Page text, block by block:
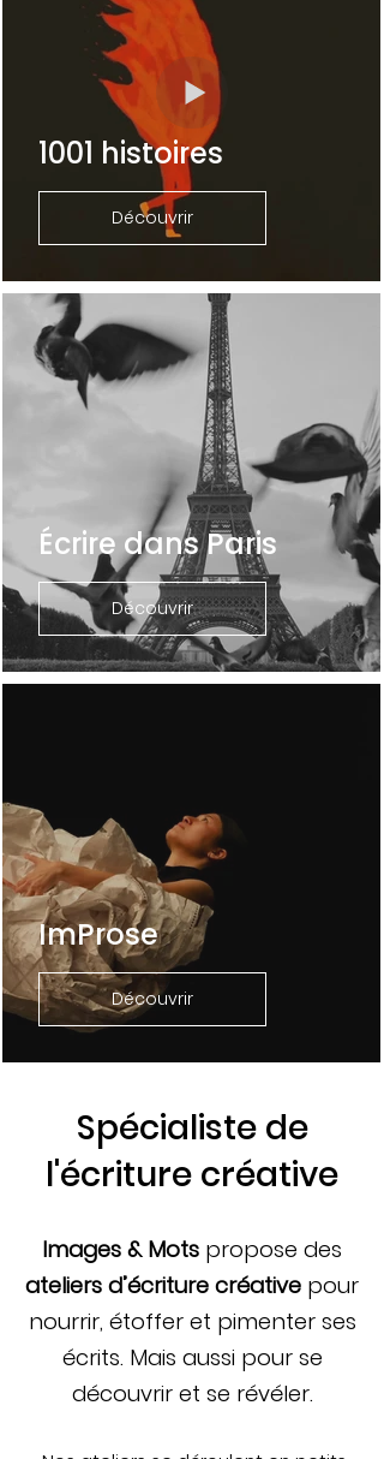
1001 histoires
Découvrir
Écrire dans Paris
Découvrir
ImProse
Découvrir
Spécialiste de
l'écriture créative
Images & Mots propose des
ateliers d’écriture créative pour
nourrir, étoffer et pimenter ses
écrits. Mais aussi pour se
découvrir et se révéler.